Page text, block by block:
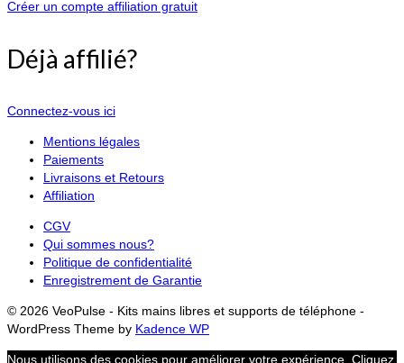
Créer un compte affiliation gratuit
Déjà affilié?
Connectez-vous ici
Mentions légales
Paiements
Livraisons et Retours
Affiliation
CGV
Qui sommes nous?
Politique de confidentialité
Enregistrement de Garantie
© 2026 VeoPulse - Kits mains libres et supports de téléphone -
WordPress Theme by Kadence WP
Nous utilisons des cookies pour améliorer votre expérience. Cliquez